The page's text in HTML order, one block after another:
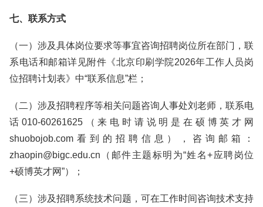
七、联系方式
（一）涉及具体岗位要求等事宜咨询招聘岗位所在部门，联
系电话和邮箱详见附件《北京印刷学院2026年工作人员岗
位招聘计划表》中“联系信息”栏；
（二）涉及招聘程序等相关问题咨询人事处刘老师，联系电
话010-60261625（来电时请说明是在硕博英才网
shuobojob.com看到的招聘信息），咨询邮箱：
zhaopin@bigc.edu.cn（邮件主题标明为“姓名+应聘岗位
+硕博英才网”）；
（三）涉及招聘系统技术问题，可在工作时间咨询技术支持